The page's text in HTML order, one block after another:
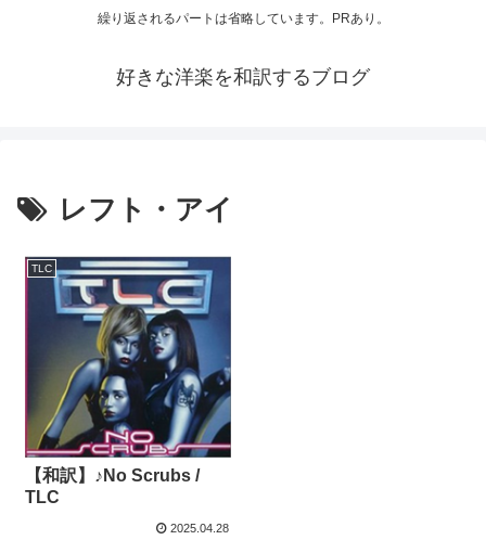
繰り返されるパートは省略しています。PRあり。
好きな洋楽を和訳するブログ
レフト・アイ
TLC
【和訳】♪No Scrubs /
TLC
2025.04.28